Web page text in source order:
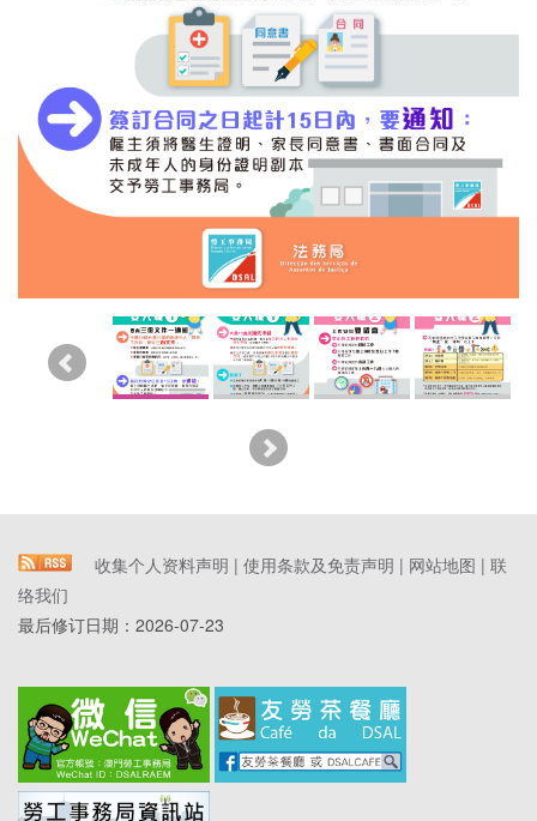
收集个人资料声明 | 使用条款及免责声明 | 网站地图 | 联
络我们
最后修订日期： 2026-07-23